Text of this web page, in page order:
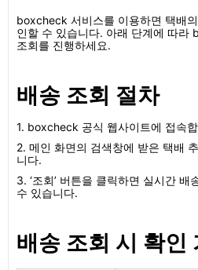
boxcheck 서비스를 이용하면 택배
인할 수 있습니다. 아래 단계에 따라
조회를 진행하세요.
배송 조회 절차
1. boxcheck 공식 웹사이트에 접속
2. 메인 화면의 검색창에 받은 택배
니다.
3. ‘조회’ 버튼을 클릭하면 실시간
수 있습니다.
배송 조회 시 확인